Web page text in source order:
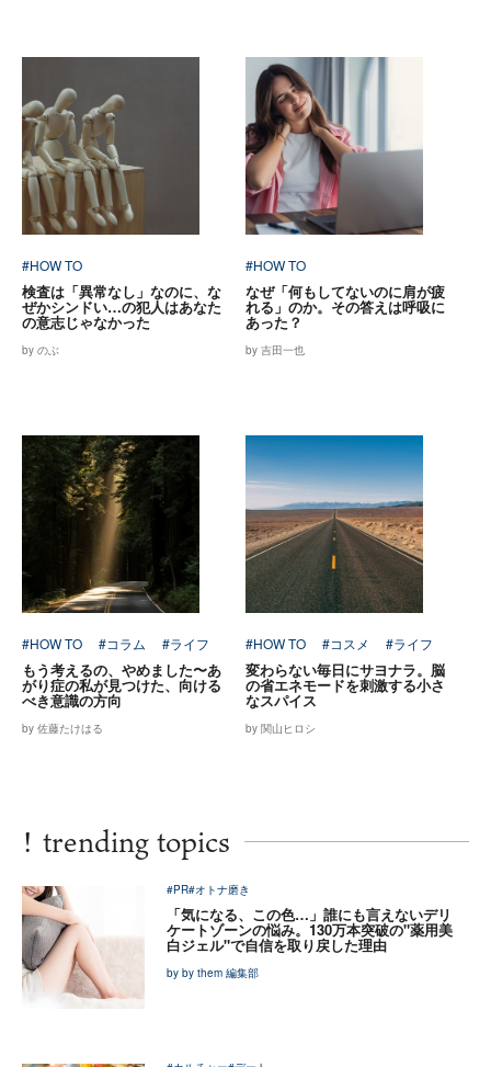
#HOW TO
検査は「異常なし」なのに、な
ぜかシンドい…の犯人はあなた
の意志じゃなかった
by のぶ
#HOW TO
なぜ「何もしてないのに肩が疲
れる」のか。その答えは呼吸に
あった？
by 吉田一也
#HOW TO #コラム #ライフ
もう考えるの、やめました〜あ
がり症の私が見つけた、向ける
べき意識の方向
by 佐藤たけはる
#HOW TO #コスメ #ライフ
変わらない毎日にサヨナラ。脳
の省エネモードを刺激する小さ
なスパイス
by 関山ヒロシ
! trending topics
#PR#オトナ磨き
「気になる、この色…」誰にも言えないデリ
ケートゾーンの悩み。130万本突破の"薬用美
白ジェル"で自信を取り戻した理由
by by them 編集部